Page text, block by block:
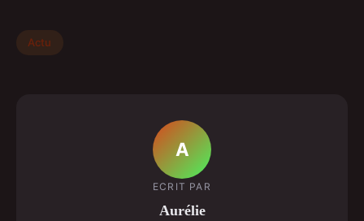
Actu
A
ECRIT PAR
Aurélie